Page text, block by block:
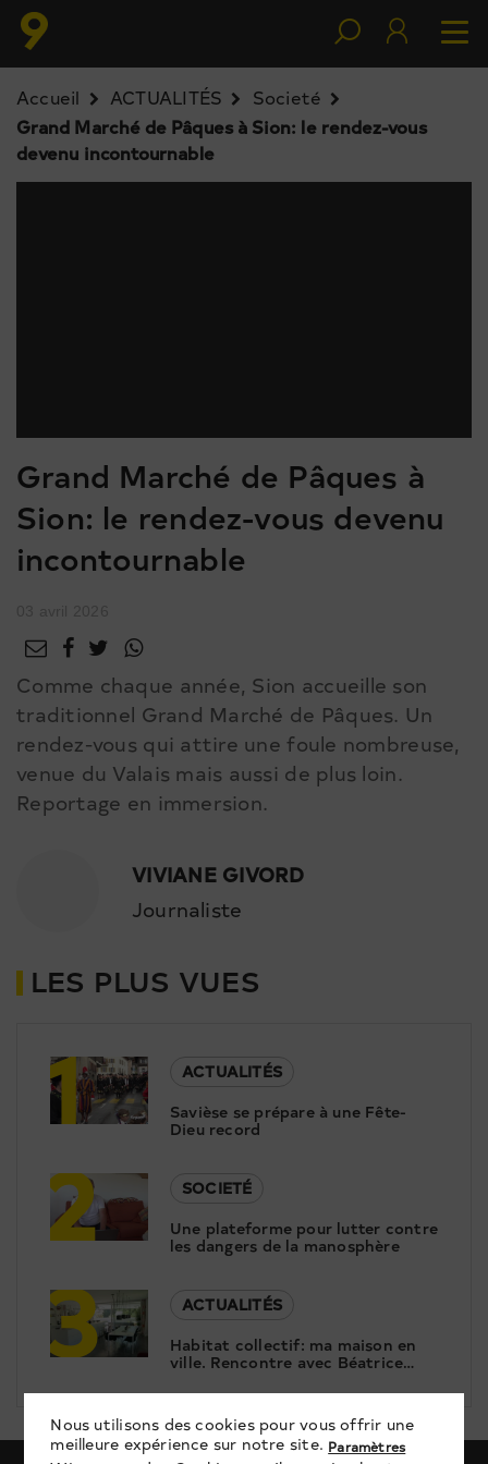
Accueil ACTUALITÉS
Societé
Grand Marché de Pâques à Sion: le rendez-vous
devenu incontournable
Grand Marché de Pâques à
Sion: le rendez-vous devenu
incontournable
Comme chaque année, Sion accueille son
traditionnel Grand Marché de Pâques. Un
rendez-vous qui attire une foule nombreuse,
venue du Valais mais aussi de plus loin.
Reportage en immersion.
VIVIANE GIVORD
Journaliste
LES PLUS VUES
1
ACTUALITÉS
Savièse se prépare à une Fête-
Dieu record
2
SOCIETÉ
Une plateforme pour lutter contre
les dangers de la manosphère
3
ACTUALITÉS
Habitat collectif: ma maison en
ville. Rencontre avec Béatrice
Nous utilisons des cookies pour vous offrir une
meilleure expérience sur notre site. Paramètres